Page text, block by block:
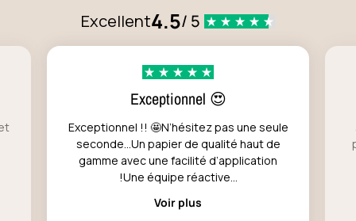
Excellent4.5/ 5
Exceptionnel 😍
Exceptionnel !! 🤩N’hésitez pas une seule
seconde…Un papier de qualité haut de
gamme avec une facilité d’application
!Une équipe réactive...
Voir plus